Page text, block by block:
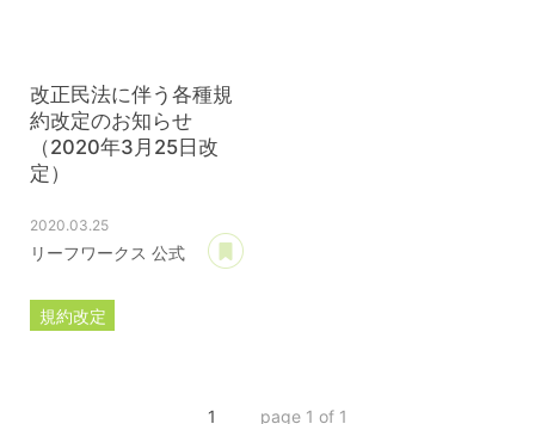
改正民法に伴う各種規
約改定のお知らせ
（2020年3月25日改
定）
2020.03.25
リーフワークス 公式
規約改定
1 page 1 of 1